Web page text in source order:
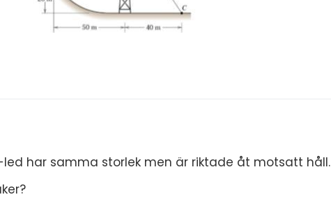
har samma storlek men är riktade åt motsatt håll.